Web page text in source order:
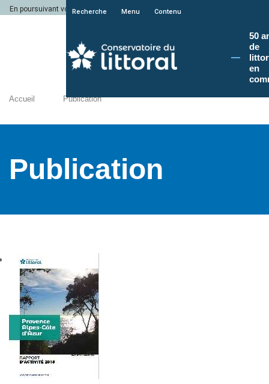
En poursuivant votre navigation sur le site du Conservatoire du littoral, vous
Recherche Menu Contenu
50
de
en
Accueil Publication
Publication